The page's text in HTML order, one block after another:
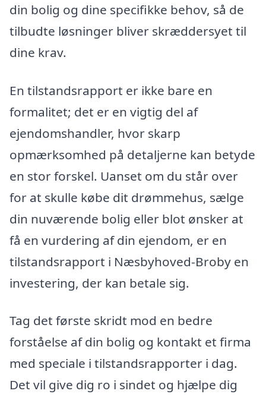
din bolig og dine specifikke behov, så de
tilbudte løsninger bliver skræddersyet til
dine krav.
En tilstandsrapport er ikke bare en
formalitet; det er en vigtig del af
ejendomshandler, hvor skarp
opmærksomhed på detaljerne kan betyde
en stor forskel. Uanset om du står over
for at skulle købe dit drømmehus, sælge
din nuværende bolig eller blot ønsker at
få en vurdering af din ejendom, er en
tilstandsrapport i Næsbyhoved-Broby en
investering, der kan betale sig.
Tag det første skridt mod en bedre
forståelse af din bolig og kontakt et firma
med speciale i tilstandsrapporter i dag.
Det vil give dig ro i sindet og hjælpe dig